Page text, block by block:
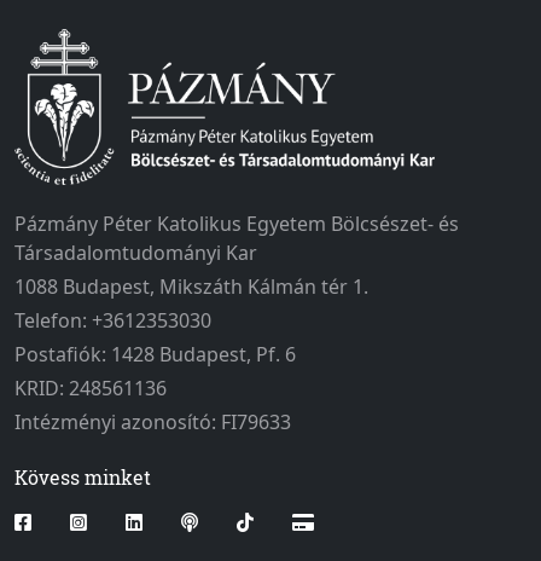
Pázmány Péter Katolikus Egyetem Bölcsészet- és
Társadalomtudományi Kar
1088 Budapest, Mikszáth Kálmán tér 1.
Telefon: +3612353030
Postafiók: 1428 Budapest, Pf. 6
KRID: 248561136
Intézményi azonosító: FI79633
Kövess minket